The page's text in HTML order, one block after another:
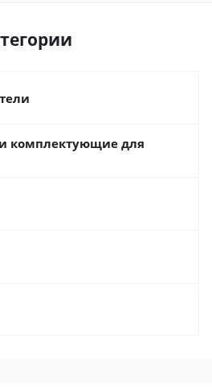
комплектующие для